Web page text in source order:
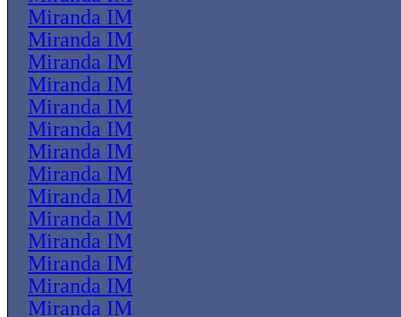
Miranda IM
Miranda IM
Miranda IM
Miranda IM
Miranda IM
Miranda IM
Miranda IM
Miranda IM
Miranda IM
Miranda IM
Miranda IM
Miranda IM
Miranda IM
Miranda IM